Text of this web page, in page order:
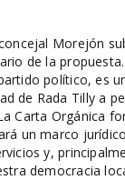
Morejón
de la
político, es
de Rada Tilly a
Carta Orgánica
un marco
y,
democracia